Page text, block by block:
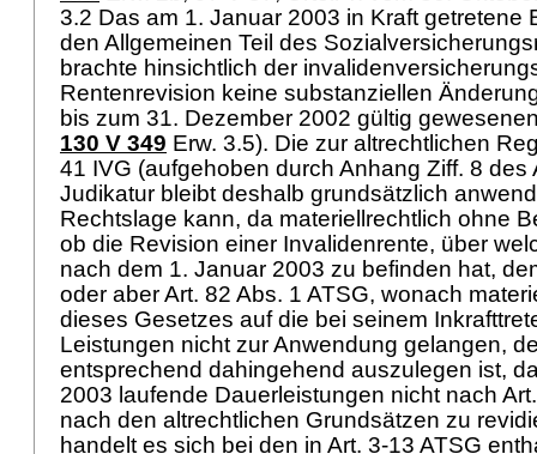
3.2 Das am 1. Januar 2003 in Kraft getretene
den Allgemeinen Teil des
brachte hinsichtlich der
Rentenrevision keine substanziellen
bis zum 31. Dezember 2002 gültig
130 V 349 Erw. 3.5). Die zur altrechtlichen
41 IVG (aufgehoben durch Anhang Ziff. 8 des
Judikatur bleibt deshalb grundsätzlich
Rechtslage kann, da materiellrechtlich ohne
ob die Revision einer Invalidenrente, über
nach dem 1. Januar 2003 zu befinden hat,
oder aberArt. 82 Abs. 1 ATSG, wonach
dieses Gesetzes auf die bei seinem
Leistungen nicht zur Anwendung gelangen,
entsprechend dahingehend auszulegen ist,
2003 laufende Dauerleistungen nicht nach
nach den altrechtlichen Grundsätzen zu
handelt es sich bei den in Art. 3-13 ATSG